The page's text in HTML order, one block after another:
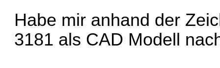
Habe mir anhand der
3181 als CAD Modell